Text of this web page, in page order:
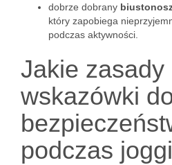
dobrze dobrany
który zapobiega
podczas aktywności.
Jakie zasady
wskazówki
podczas